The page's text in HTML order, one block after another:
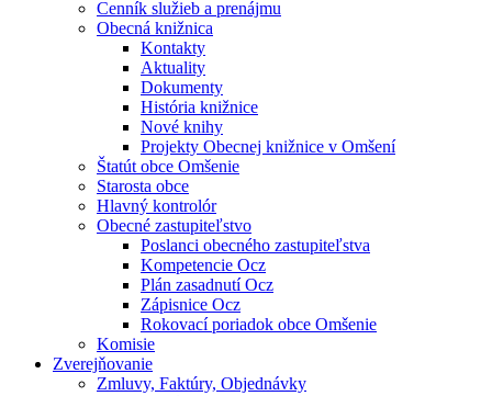
Cenník služieb a prenájmu
Obecná knižnica
Kontakty
Aktuality
Dokumenty
História knižnice
Nové knihy
Projekty Obecnej knižnice v Omšení
Štatút obce Omšenie
Starosta obce
Hlavný kontrolór
Obecné zastupiteľstvo
Poslanci obecného zastupiteľstva
Kompetencie Ocz
Plán zasadnutí Ocz
Zápisnice Ocz
Rokovací poriadok obce Omšenie
Komisie
Zverejňovanie
Zmluvy, Faktúry, Objednávky